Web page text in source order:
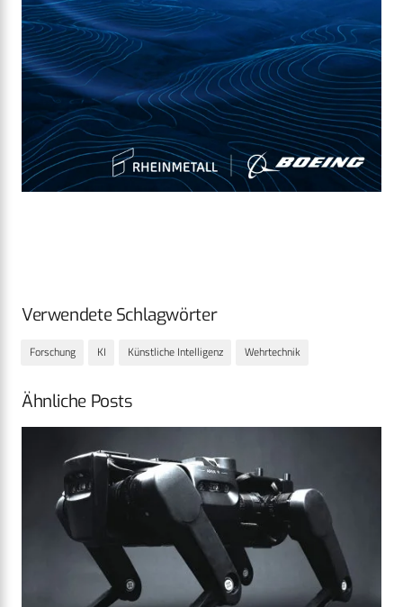
Verwendete Schlagwörter
Forschung KI Künstliche Intelligenz Wehrtechnik
Ähnliche Posts